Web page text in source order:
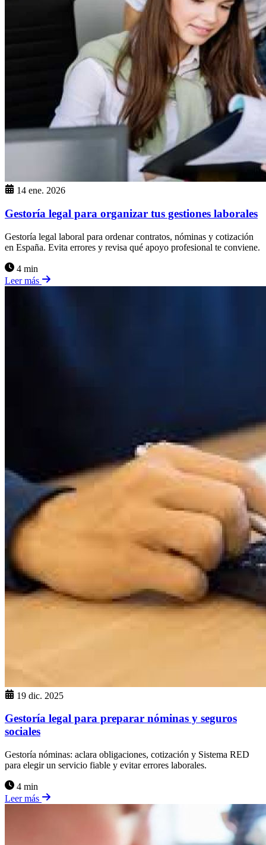
14 ene. 2026
Gestoría legal para organizar tus gestiones laborales
Gestoría legal laboral para ordenar contratos, nóminas y cotización
en España. Evita errores y revisa qué apoyo profesional te conviene.
4 min
Leer más
19 dic. 2025
Gestoría legal para preparar nóminas y seguros
sociales
Gestoría nóminas: aclara obligaciones, cotización y Sistema RED
para elegir un servicio fiable y evitar errores laborales.
4 min
Leer más